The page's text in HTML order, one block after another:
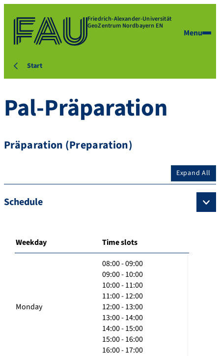
Friedrich-Alexander-Universität
GeoZentrum Nordbayern EN
Menu
Start
Pal-Präparation
Präparation (Preparation)
Expand All
Schedule
Weekday Time slots
Monday
08:00 - 09:00
09:00 - 10:00
10:00 - 11:00
11:00 - 12:00
12:00 - 13:00
13:00 - 14:00
14:00 - 15:00
15:00 - 16:00
16:00 - 17:00